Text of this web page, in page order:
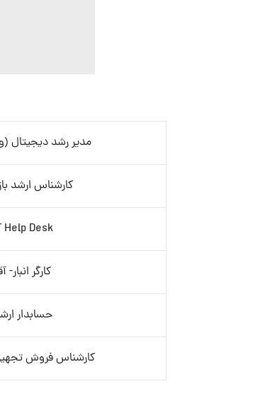
مدیر رشد
کارشناس ارشد
Help Desk
کارگر انبار-
حسابدار
کارشناس فروش